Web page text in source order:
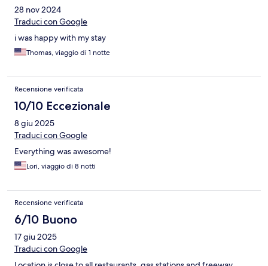
28 nov 2024
Traduci con Google
i was happy with my stay
Thomas, viaggio di 1 notte
Recensione verificata
10/10 Eccezionale
8 giu 2025
Traduci con Google
Everything was awesome!
Lori, viaggio di 8 notti
Recensione verificata
6/10 Buono
17 giu 2025
Traduci con Google